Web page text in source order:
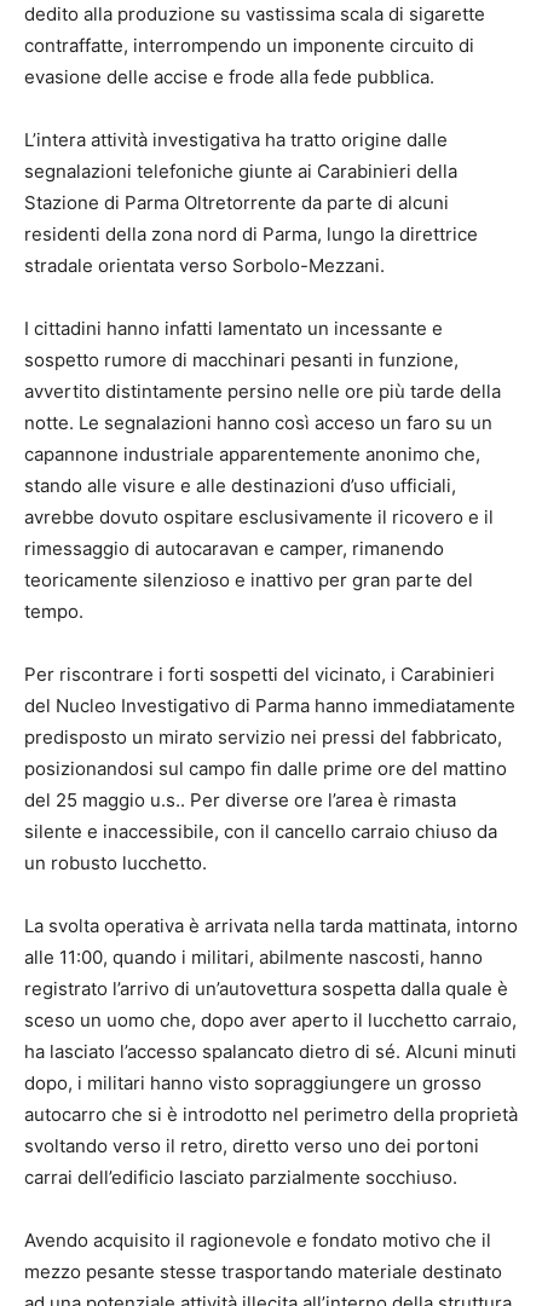
dedito alla produzione su vastissima scala di sigarette
contraffatte, interrompendo un imponente circuito di
evasione delle accise e frode alla fede pubblica.
L’intera attività investigativa ha tratto origine dalle
segnalazioni telefoniche giunte ai Carabinieri della
Stazione di Parma Oltretorrente da parte di alcuni
residenti della zona nord di Parma, lungo la direttrice
stradale orientata verso Sorbolo-Mezzani.
I cittadini hanno infatti lamentato un incessante e
sospetto rumore di macchinari pesanti in funzione,
avvertito distintamente persino nelle ore più tarde della
notte. Le segnalazioni hanno così acceso un faro su un
capannone industriale apparentemente anonimo che,
stando alle visure e alle destinazioni d’uso ufficiali,
avrebbe dovuto ospitare esclusivamente il ricovero e il
rimessaggio di autocaravan e camper, rimanendo
teoricamente silenzioso e inattivo per gran parte del
tempo.
Per riscontrare i forti sospetti del vicinato, i Carabinieri
del Nucleo Investigativo di Parma hanno immediatamente
predisposto un mirato servizio nei pressi del fabbricato,
posizionandosi sul campo fin dalle prime ore del mattino
del 25 maggio u.s.. Per diverse ore l’area è rimasta
silente e inaccessibile, con il cancello carraio chiuso da
un robusto lucchetto.
La svolta operativa è arrivata nella tarda mattinata, intorno
alle 11:00, quando i militari, abilmente nascosti, hanno
registrato l’arrivo di un’autovettura sospetta dalla quale è
sceso un uomo che, dopo aver aperto il lucchetto carraio,
ha lasciato l’accesso spalancato dietro di sé. Alcuni minuti
dopo, i militari hanno visto sopraggiungere un grosso
autocarro che si è introdotto nel perimetro della proprietà
svoltando verso il retro, diretto verso uno dei portoni
carrai dell’edificio lasciato parzialmente socchiuso.
Avendo acquisito il ragionevole e fondato motivo che il
mezzo pesante stesse trasportando materiale destinato